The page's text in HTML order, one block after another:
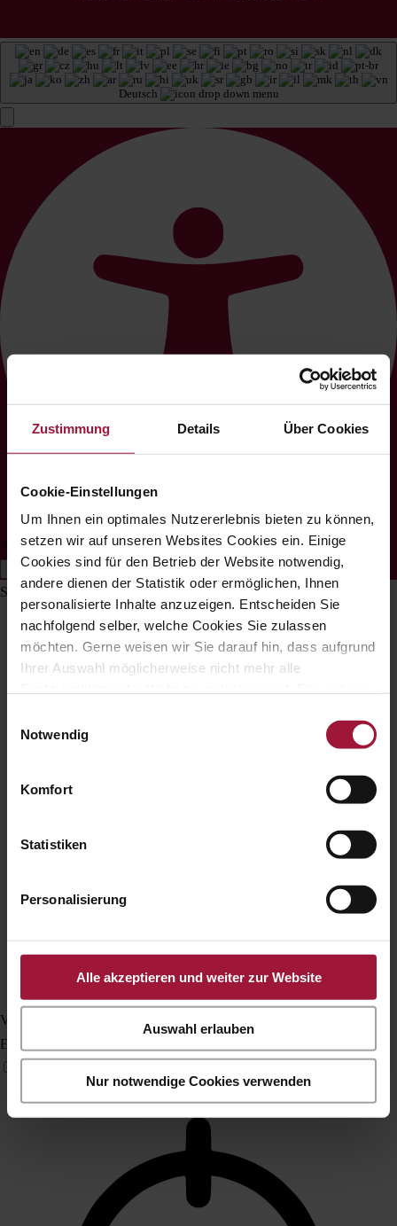
Zustimmung Details Über Cookies
Cookie-Einstellungen
Um Ihnen ein optimales Nutzererlebnis bieten zu können,
setzen wir auf unseren Websites Cookies ein. Einige
Cookies sind für den Betrieb der Website notwendig,
andere dienen der Statistik oder ermöglichen, Ihnen
personalisierte Inhalte anzuzeigen. Entscheiden Sie
nachfolgend selber, welche Cookies Sie zulassen
möchten. Gerne weisen wir Sie darauf hin, dass aufgrund
Ihrer Auswahl möglicherweise nicht mehr alle
Datenschutzerklärung und Cookie Policy.
Notwendig
Komfort
Statistiken
Personalisierung
Alle akzeptieren und weiter zur Website
Auswahl erlauben
Nur notwendige Cookies verwenden
Deutsch
Accessibility Adjustments
Hide Toolbar
Select your accessibility profile
Vision Impaired Mode
Enhances website's visuals